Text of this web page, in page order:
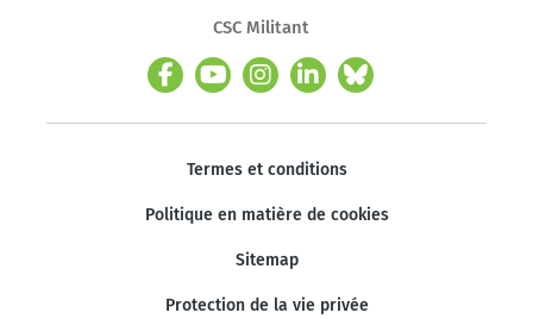
CSC Militant
Termes et conditions
Politique en matière de cookies
Sitemap
Protection de la vie privée